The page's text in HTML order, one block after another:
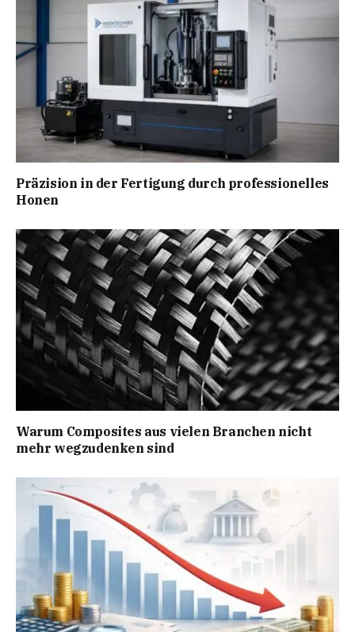
Präzision in der Fertigung durch professionelles
Honen
Warum Composites aus vielen Branchen nicht
mehr wegzudenken sind